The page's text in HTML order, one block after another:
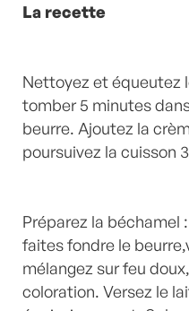
La recette
Nettoyez et équeutez
tomber 5 minutes
beurre. Ajoutez la
poursuivez la cuisson
Préparez la béchamel
faites fondre le
mélangez sur feu
coloration. Versez le